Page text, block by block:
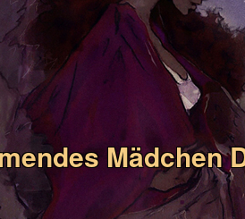
Mädchen